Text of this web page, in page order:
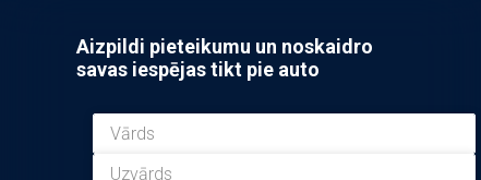
Aizpildi pieteikumu un noskaidro
savas iespējas tikt pie auto